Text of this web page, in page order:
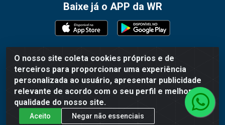
O nosso site coleta cookies próprios e de
terceiros para proporcionar uma experiência
personalizada ao usuário, apresentar publicidade
relevante de acordo com o seu perfil e melhorar a
qualidade do nosso site.
Aceito Negar não essenciais
Baixe já o APP da WR
WR Embalagens - R. Cel. Teodoro Gomes de Araújo, 1360 -
Grogotó - Barbacena / MG - CEP 36202-628 - CNPJ
02.692.206/0001-55